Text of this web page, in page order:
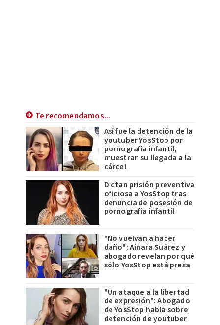
Te recomendamos...
Así fue la detención de la
youtuber YosStop por
pornografía infantil;
muestran su llegada a la
cárcel
Dictan prisión preventiva
oficiosa a YosStop tras
denuncia de posesión de
pornografía infantil
"No vuelvan a hacer
daño": Ainara Suárez y
abogado revelan por qué
sólo YosStop está presa
"Un ataque a la libertad
de expresión": Abogado
de YosStop habla sobre
detención de youtuber